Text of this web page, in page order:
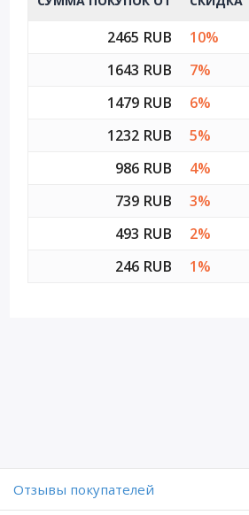
2465 RUB
10%
1643 RUB
7%
1479 RUB
6%
1232 RUB
5%
986 RUB
4%
739 RUB
3%
493 RUB
2%
246 RUB
1%
Отзывы покупателей